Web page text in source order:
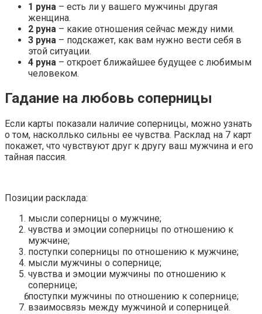
1 руна – есть ли у вашего мужчины другая
женщина.
2 руна – какие отношения сейчас между ними.
3 руна – подскажет, как вам нужно вести себя в
этой ситуации.
4 руна – откроет ближайшее будущее с любимым
человеком.
Гадание на любовь соперницы
Если карты показали наличие соперницы, можно узнать
о том, насколлько сильны ее чувства. Расклад на 7 карт
покажет, что чувствуют друг к другу ваш мужчина и его
тайная пассия.
Позиции расклада:
мысли соперницы о мужчине;
чувства и эмоции соперницы по отношению к
мужчине;
поступки соперницы по отношению к мужчине;
мысли мужчины о сопернице;
чувства и эмоции мужчины по отношению к
сопернице;
поступки мужчины по отношению к сопернице;
взаимосвязь между мужчиной и соперницей.